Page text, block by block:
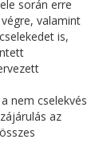
során erre
valamint
is,
nem cselekvés
az